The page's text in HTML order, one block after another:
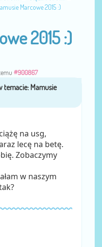
Marcowe 2015 :)
2015 :)
#900867
na usg,
lecę na betę.
Zobaczymy
w naszym